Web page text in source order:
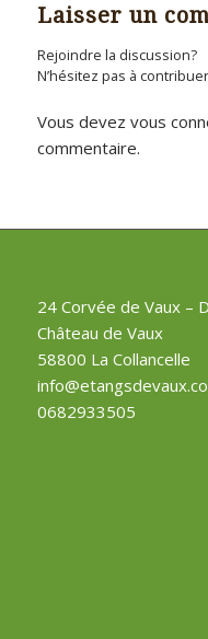
Laisser un
Rejoindre la discussion?
N’hésitez pas à
Vous devez vous
commentaire.
24 Corvée de Vaux –
Château de Vaux
58800 La Collancelle
0682933505